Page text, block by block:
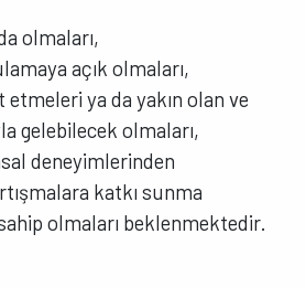
olmaları,
açık olmaları,
ya da yakın olan ve
gelebilecek olmaları,
deneyimlerinden
katkı sunma
olmaları beklenmektedir.